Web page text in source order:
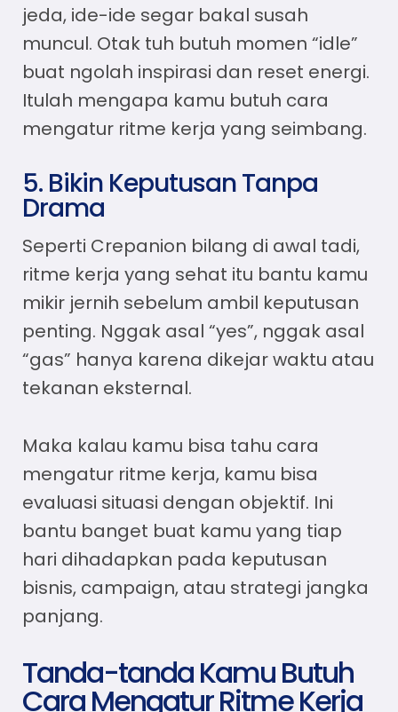
jeda, ide-ide segar bakal susah
muncul. Otak tuh butuh momen “idle”
buat ngolah inspirasi dan reset energi.
Itulah mengapa kamu butuh cara
mengatur ritme kerja yang seimbang.
5. Bikin Keputusan Tanpa
Drama
Seperti Crepanion bilang di awal tadi,
ritme kerja yang sehat itu bantu kamu
mikir jernih sebelum ambil keputusan
penting. Nggak asal “yes”, nggak asal
“gas” hanya karena dikejar waktu atau
tekanan eksternal.
Maka kalau kamu bisa tahu cara
mengatur ritme kerja, kamu bisa
evaluasi situasi dengan objektif. Ini
bantu banget buat kamu yang tiap
hari dihadapkan pada keputusan
bisnis, campaign, atau strategi jangka
panjang.
Tanda-tanda Kamu Butuh
Cara Mengatur Ritme Kerja